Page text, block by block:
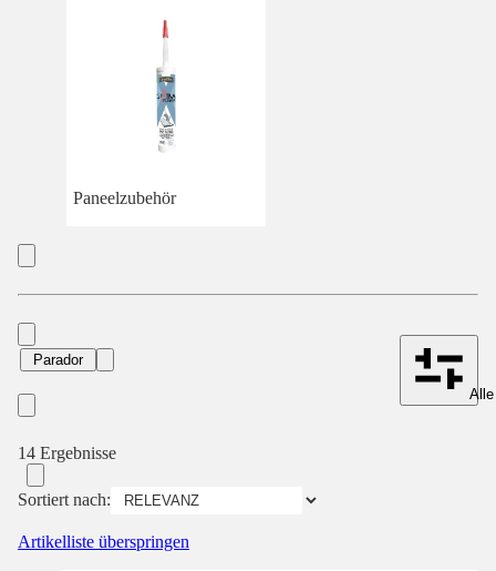
Paneelzubehör
Parador
14 Ergebnisse
Sortiert nach:
Artikelliste überspringen